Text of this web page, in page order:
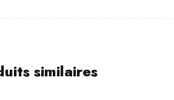
similaires